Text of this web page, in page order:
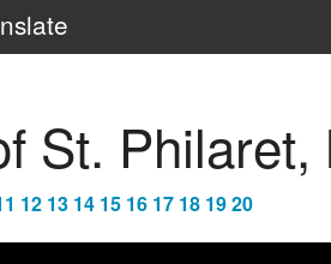
St.
12 13 14 15 16 17 18 1920